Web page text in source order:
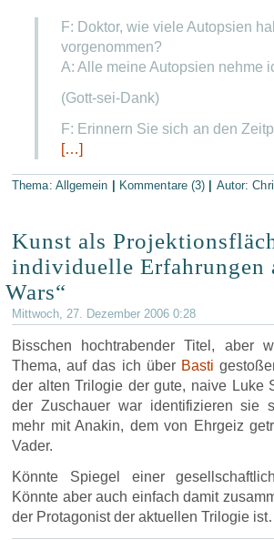
F: Doktor, wie viele Autopsien
vorgenommen?
A: Alle meine Autopsien nehme
(Gott-sei-Dank)
F: Erinnern Sie sich an den
[…]
Thema: Allgemein Kommentare (3) Autor:
Kunst als
individuelle Erfahrungen
Mittwoch, 27. Dezember 2006 0:28
Bisschen hochtrabender Titel, aber
Thema, auf das ich über Basti
der alten Trilogie der gute, naive Luke
der Zuschauer war identifizieren sie
mehr mit Anakin, dem von Ehrgeiz
Vader.
Könnte Spiegel einer
Könnte aber auch einfach damit
der Protagonist der aktuellen Trilogie